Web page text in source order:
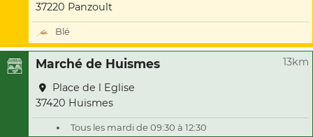
37220 Panzoult
Blé
Marché de Huismes 13km
Place de l Eglise
37420 Huismes
Tous les mardi de 09:30 à 12:30